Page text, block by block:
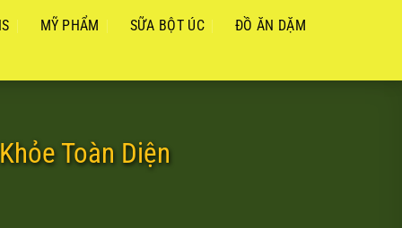
MỸ PHẨM SỮA BỘT ÚC
ĐỒ ĂN DẶM
Toàn Diện